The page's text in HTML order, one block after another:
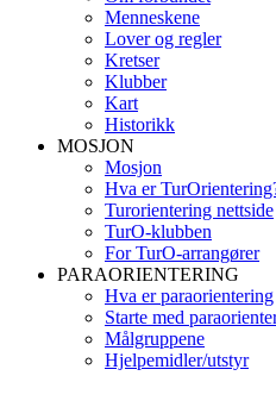
Menneskene
Lover og regler
Kretser
Klubber
Kart
Historikk
MOSJON
Mosjon
Hva er
Turorientering nettside
TurO-klubben
For TurO-arrangører
PARAORIENTERING
Hva er paraorientering
Starte med
Målgruppene
Hjelpemidler/utstyr